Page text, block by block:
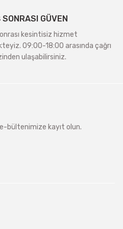
GÜVEN
kesintisiz hizmet
09:00-18:00 arasında çağrı
ulaşabilirsiniz.
bültenimize kayıt olun.